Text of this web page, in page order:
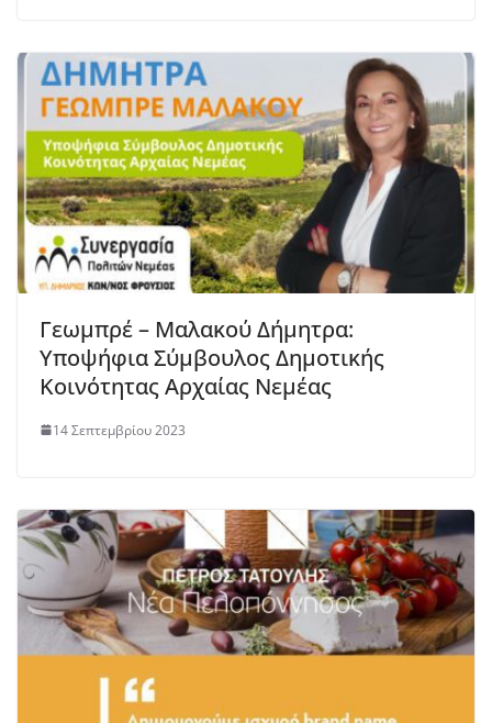
Γεωμπρέ – Μαλακού Δήμητρα:
Υποψήφια Σύμβουλος Δημοτικής
Κοινότητας Αρχαίας Νεμέας
14 Σεπτεμβρίου 2023